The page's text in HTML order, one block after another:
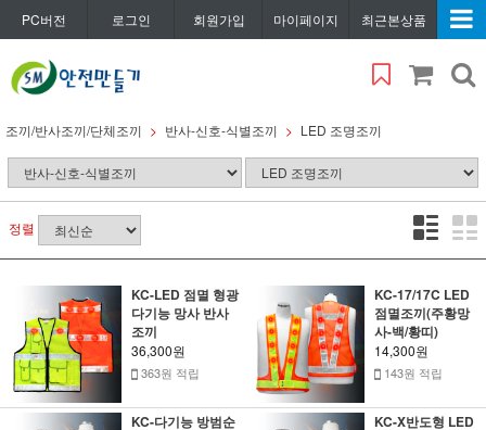
PC버전 로그인 회원가입 마이페이지 최근본상품
조끼/반사조끼/단체조끼 반사-신호-식별조끼 LED 조명조끼
정렬
KC-LED 점멸 형광
다기능 망사 반사
조끼
36,300원
363원 적립
KC-17/17C LED
점멸조끼(주황망
사-백/황띠)
14,300원
143원 적립
KC-다기능 방범순
KC-X반도형 LED